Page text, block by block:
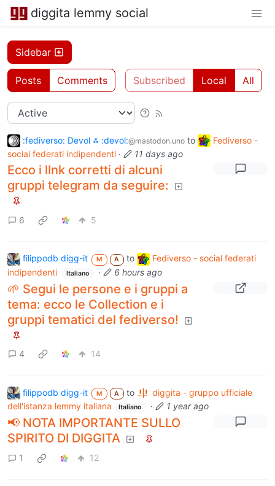
diggita lemmy social
Sidebar
Posts Comments Subscribed Local All
:fediverso: Devol ⁂ :devol:@mastodon.uno to
Fediverso -
social federati indipendenti · 11 days ago
Ecco i lInk corretti di alcuni
gruppi telegram da seguire:
6 5
filippodb digg-it M A to
Fediverso - social federati
indipendenti
Italiano · 6 hours ago
🌱 Segui le persone e i gruppi a
tema: ecco le Collection e i
gruppi tematici del fediverso!
4 14
filippodb digg-it M A to
diggita - gruppo ufficiale
dell'istanza lemmy italiana
Italiano · 1 year ago
📢 NOTA IMPORTANTE SULLO
SPIRITO DI DIGGITA
1 12